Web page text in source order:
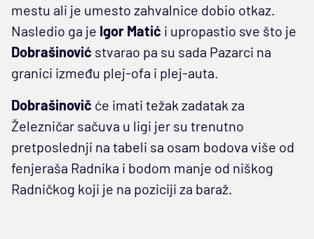
mestu ali je umesto zahvalnice dobio otkaz.
Nasledio ga je Igor Matić i upropastio sve što je
Dobrašinović stvarao pa su sada Pazarci na
granici između plej-ofa i plej-auta.
Dobrašinovič će imati težak zadatak za
Železničar sačuva u ligi jer su trenutno
pretposlednji na tabeli sa osam bodova više od
fenjeraša Radnika i bodom manje od niškog
Radničkog koji je na poziciji za baraž.